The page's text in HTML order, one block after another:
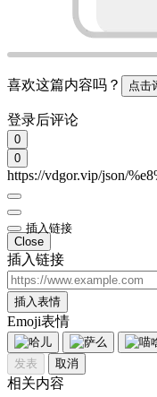
喜欢这篇内容吗？ 点击
登录后评论
0
0
https://vdgor.vip/json/
插入链接
Close
插入链接
插入表情
Emoji表情
发表 取消
相关内容